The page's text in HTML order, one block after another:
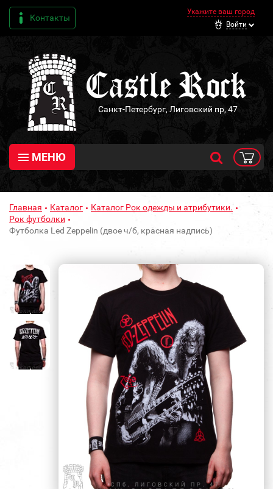
Контакты
Укажите ваш город
Войти
Санкт-Петербург, Лиговский пр, 47
МЕНЮ
Главная Каталог
Каталог Рок одежды и атрибутики.
Рок футболки
Футболка Led Zeppelin (двое ч/б, красная надпись)